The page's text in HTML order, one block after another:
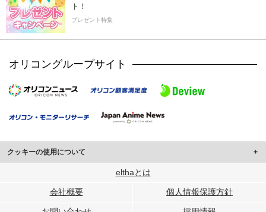
ト！
プレゼント特集
オリコングループサイト
クッキーの使用について
このサイトでは Cookie を使用して、ユーザーに合わせたコンテンツや広告の
行っています。
elthaとは
会社概要 個人情報保護方針